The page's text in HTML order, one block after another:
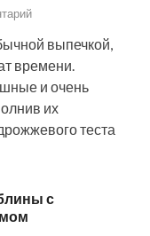
выпечкой,
времени.
и очень
их
теста
с